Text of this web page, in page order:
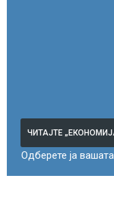
ЧИТАЈТЕ
Одберете ја